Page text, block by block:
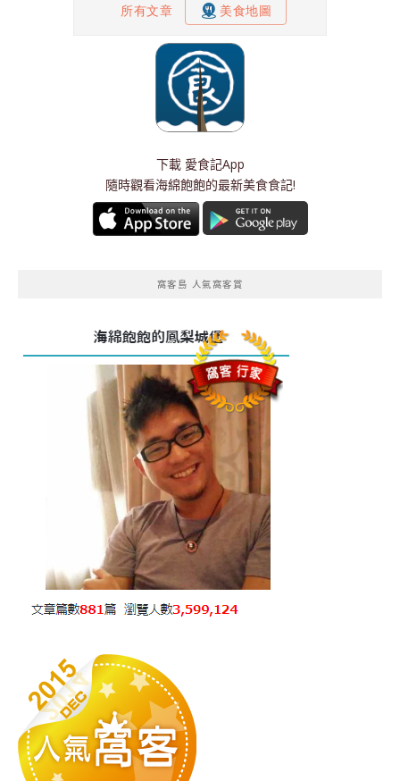
下載 愛食記App
隨時觀看海綿飽飽的最新美食食記!
窩客島 人氣窩客賞